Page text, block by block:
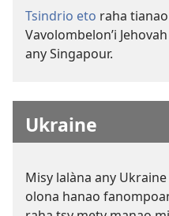
Tsindrio eto raha
Vavolombelon’i
any Singapour.
Ukraine
Misy lalàna any
olona hanao